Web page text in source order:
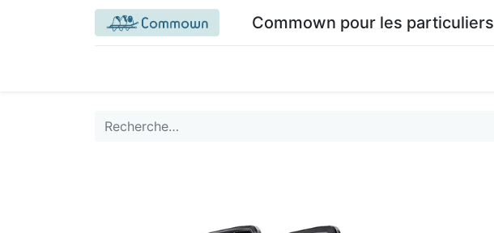
Commown pour les particuliers